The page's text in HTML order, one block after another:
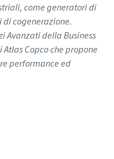
come generatori di
cogenerazione.
Avanzati della Business
Atlas Copco che propone
performance ed